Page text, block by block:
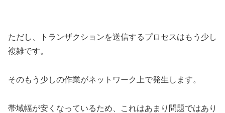
ただし、トランザクションを送信するプロセスはもう少し
複雑です。
そのもう少しの作業がネットワーク上で発生します。
帯域幅が安くなっているため、これはあまり問題ではあり